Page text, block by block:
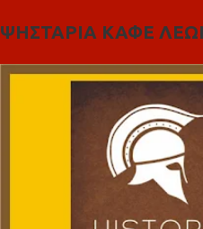
ΨΗΣΤΑΡΙΑ ΚΑΦΕ